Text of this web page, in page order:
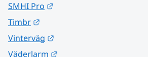
SMHI Pro
Timbr
Vinterväg
Väderlarm